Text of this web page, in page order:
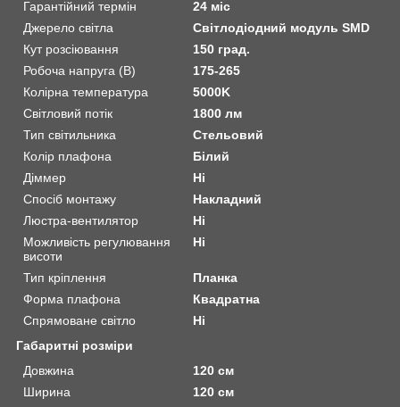
Гарантійний термін
24 міс
Джерело світла
Світлодіодний модуль SMD
Кут розсіювання
150 град.
Робоча напруга (В)
175-265
Колірна температура
5000K
Світловий потік
1800 лм
Тип світильника
Стельовий
Колір плафона
Білий
Діммер
Ні
Спосіб монтажу
Накладний
Люстра-вентилятор
Ні
Можливість регулювання
висоти
Ні
Тип кріплення
Планка
Форма плафона
Квадратна
Спрямоване світло
Ні
Габаритні розміри
Довжина
120 см
Ширина
120 см